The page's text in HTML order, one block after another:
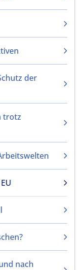
der
trotz
nach